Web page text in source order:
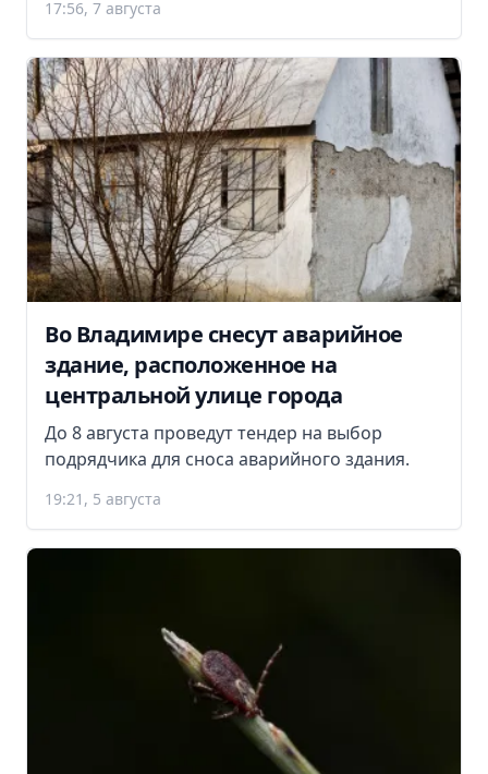
17:56, 7 августа
Во Владимире снесут аварийное
здание, расположенное на
центральной улице города
До 8 августа проведут тендер на выбор
подрядчика для сноса аварийного здания.
19:21, 5 августа